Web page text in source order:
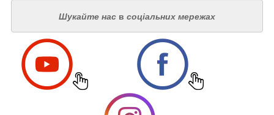
Шукайте нас в соціальних мережах